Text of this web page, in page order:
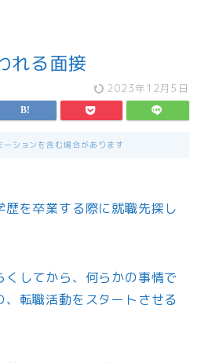
れる面接
2023年12月5日
ションを含む場合があります
を卒業する際に就職先探し
してから、何らかの事情で
転職活動をスタートさせる